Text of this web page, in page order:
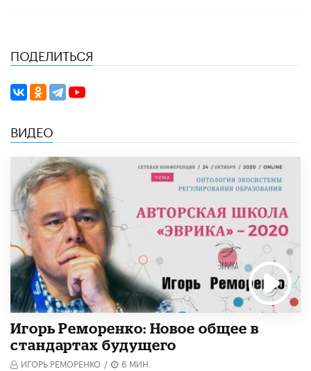
ПОДЕЛИТЬСЯ
ВИДЕО
Игорь Реморенко: Новое общее в
стандартах будущего
ИГОРЬ РЕМОРЕНКО / 6 МИН.